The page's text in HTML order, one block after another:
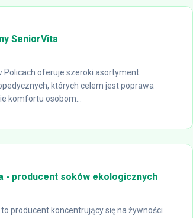
SeniorVita
Policach oferuje szeroki asortyment
których celem jest poprawa
komfortu osobom...
- producent soków ekologicznych
producent koncentrujący się na żywności